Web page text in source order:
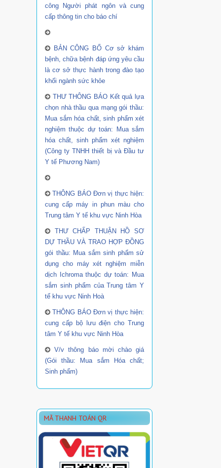
công Người phát ngôn và cung
cấp thông tin cho báo chí
BẢN CÔNG BỐ Cơ sở khám
bệnh, chữa bệnh đáp ứng yêu cầu
là cơ sở thực hành trong đào tạo
khối ngành sức khỏe
THƯ THÔNG BÁO Kết quả lựa
chọn nhà thầu qua mạng gói thầu:
Mua sắm hóa chất, sinh phẩm xét
nghiệm thuộc dự toán: Mua sắm
hóa chất, sinh phẩm xét nghiệm
(Công ty TNHH thiết bị và Đầu tư
Y tế Phương Nam)
THÔNG BÁO Đơn vị thực hiện:
cung cấp máy in phun màu cho
Trung tâm Y tế khu vực Ninh Hòa
THƯ CHẤP THUẬN HỒ SƠ
DỰ THẦU VÀ TRAO HỢP ĐỒNG
gói thầu: Mua sắm sinh phẩm sử
dụng cho máy xét nghiệm miễn
dịch Ichroma thuộc dự toán: Mua
sắm sinh phẩm của Trung tâm Y
tế khu vực Ninh Hoà
THÔNG BÁO Đơn vị thực hiện:
cung cấp bộ lưu điện cho Trung
tâm Y tế khu vực Ninh Hòa
V/v thông báo mời chào giá
(Gói thầu: Mua sắm Hóa chất;
Sinh phẩm)
MÃ THANH TOÁN QR